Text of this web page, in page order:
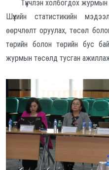
Түүнчлэн холбогдох журмын
Шүүхийн статистикийн
өөрчлөлт оруулах, төсөл
төрийн болон төрийн бус
журмын төсөлд тусган